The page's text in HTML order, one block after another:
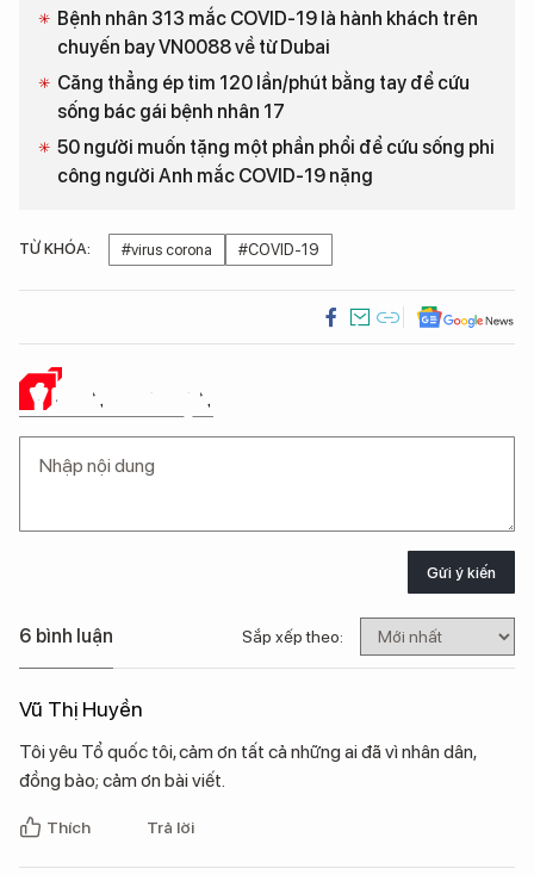
Bệnh nhân 313 mắc COVID-19 là hành khách trên
chuyến bay VN0088 về từ Dubai
Căng thẳng ép tim 120 lần/phút bằng tay để cứu
sống bác gái bệnh nhân 17
50 người muốn tặng một phần phổi để cứu sống phi
công người Anh mắc COVID-19 nặng
TỪ KHÓA: #virus corona #COVID-19
Ý KIẾN CỦA BẠN
Gửi ý kiến
6 bình luận Sắp xếp theo:
Vũ Thị Huyền
Tôi yêu Tổ quốc tôi, cảm ơn tất cả những ai đã vì nhân dân,
đồng bào; cảm ơn bài viết.
Thích Trả lời